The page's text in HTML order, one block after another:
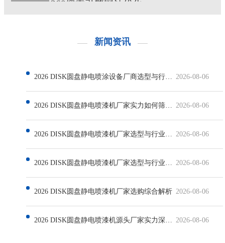
新闻资讯
2026-08-06
2026-08-06
2026-08-06
2026-08-06
2026 DISK圆盘静电喷漆机厂家选购综合解析 2026-08-06
2026-08-06